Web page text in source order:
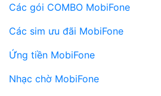
Các gói COMBO MobiFone
Các sim ưu đãi MobiFone
Ứng tiền MobiFone
Nhạc chờ MobiFone